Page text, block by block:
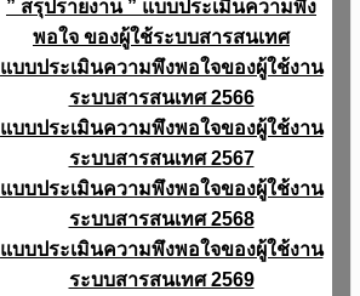
” สรุปรายงาน ” แบบประเมินความพึง
พอใจ ของผู้ใช้ระบบสารสนเทศ
แบบประเมินความพึงพอใจของผู้ใช้งาน
ระบบสารสนเทศ 2566
แบบประเมินความพึงพอใจของผู้ใช้งาน
ระบบสารสนเทศ 2567
แบบประเมินความพึงพอใจของผู้ใช้งาน
ระบบสารสนเทศ 2568
แบบประเมินความพึงพอใจของผู้ใช้งาน
ระบบสารสนเทศ 2569